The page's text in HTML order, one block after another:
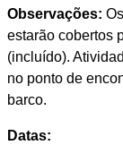
Observações:
estarão cobertos
(incluído).
no ponto de
barco.
Datas: